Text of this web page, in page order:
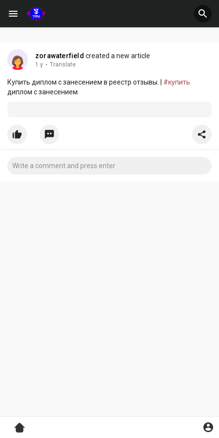
zorawaterfield created a new article
1 y · Translate
Купить диплом с занесением в реестр отзывы. | #купить
диплом с занесением